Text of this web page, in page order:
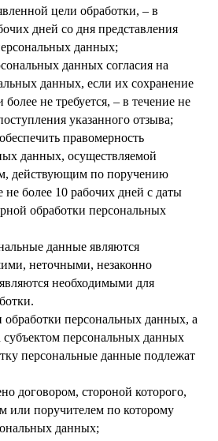
цели обработки, – в
дней со дня представления
данных;
данных согласия на
данных, если их сохранение
не требуется, – в течение не
указанного отзыва;
правомерность
данных, осуществляемой
действующим по поручению
не более 10 рабочих дней с даты
обработки персональных
данные являются
неточными, незаконно
необходимыми для
персональных данных, а
субъектом персональных данных
персональные данные подлежат
договором, стороной которого,
или поручителем по которому
данных;